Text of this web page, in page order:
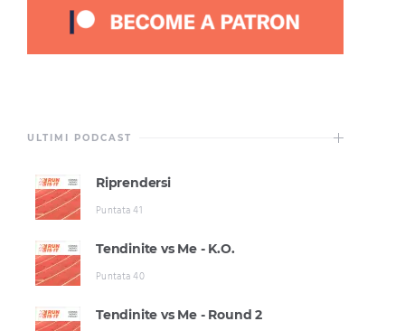
ULTIMI PODCAST
Riprendersi
Puntata 41
Tendinite vs Me - K.O.
Puntata 40
Tendinite vs Me - Round 2